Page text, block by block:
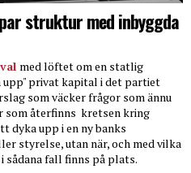
struktur med inbyggda
med löftet om en statlig
upp" privat kapital i det partiet
som väcker frågor som ännu
som återfinns kretsen kring
dyka upp i en ny banks
styrelse, utan när, och med vilka
sådana fall finns på plats.